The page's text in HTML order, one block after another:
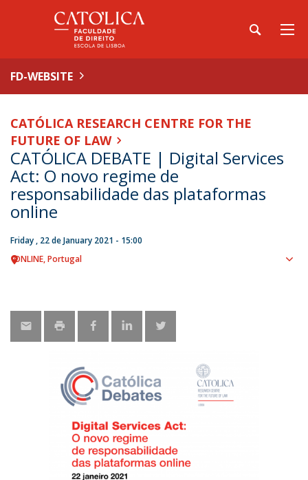
FD-WEBSITE
CATÓLICA RESEARCH CENTRE FOR THE
FUTURE OF LAW
CATÓLICA DEBATE | Digital Services
Act: O novo regime de
responsabilidade das plataformas
online
Friday , 22 de January 2021 - 15:00
ONLINE Portugal